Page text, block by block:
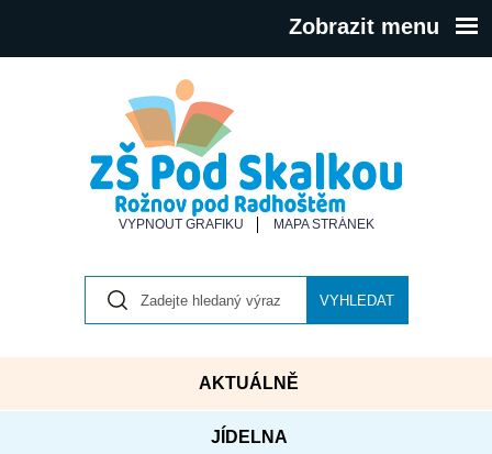
Zobrazit menu
VYPNOUT GRAFIKU MAPA STRÁNEK
VYHLEDAT
AKTUÁLNĚ
JÍDELNA